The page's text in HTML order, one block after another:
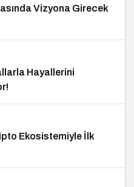
Vizyona Girecek
Hayallerini
Ekosistemiyle İlk